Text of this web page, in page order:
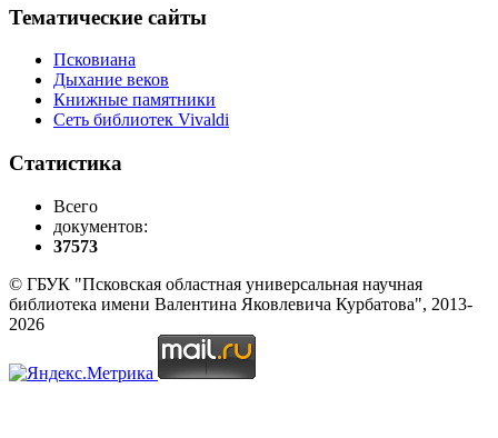
Тематические сайты
Псковиана
Дыхание веков
Книжные памятники
Сеть библиотек Vivaldi
Статистика
Всего
документов:
37573
© ГБУК "Псковская областная универсальная научная
библиотека имени Валентина Яковлевича Курбатова", 2013-
2026